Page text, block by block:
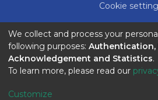
Cookie
End User
Send
We collect and process your
following purposes: Authentication,
Acknowledgement and Statistics.
To learn more, please read our
Customize